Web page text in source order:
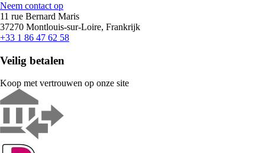
Neem contact op
11 rue Bernard Maris
37270 Montlouis-sur-Loire, Frankrijk
+33 1 86 47 62 58
Veilig betalen
Koop met vertrouwen op onze site